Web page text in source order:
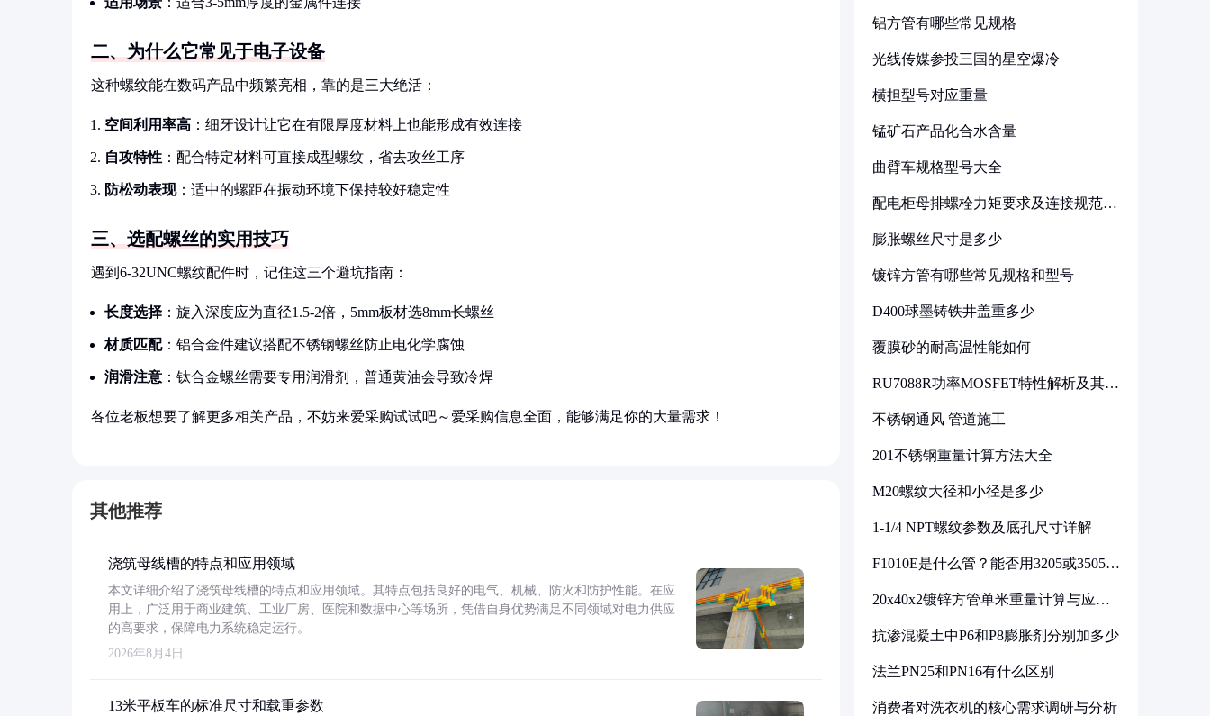
二、为什么它常见于电子设备
这种螺纹能在数码产品中频繁亮相，靠的是三大绝活：
空间利用率高 ：细牙设计让它在有限厚度材料上也能形成有效连接
自攻特性 ：配合特定材料可直接成型螺纹，省去攻丝工序
防松动表现：适中的螺距在振动环境下保持较好稳定性
三、选配螺丝的实用技巧
遇到6-32UNC螺纹配件时，记住这三个避坑指南：
长度选择 ：旋入深度应为直径1.5-2倍，5mm板材选8mm长螺丝
材质匹配：铝合金件建议搭配不锈钢螺丝防止电化学腐蚀
润滑注意 ：钛合金螺丝需要专用润滑剂，普通黄油会导致冷焊
各位老板想要了解更多相关产品，不妨来爱采购试试吧～爱采购信息全面，能够满足你的大量需求！
其他推荐
浇筑母线槽的特点和应用领域
本文详细介绍了浇筑母线槽的特点和应用领域。其特点包括良好的电气、机械、防火和防护性能。在应
用上，广泛用于商业建筑、工业厂房、医院和数据中心等场所，凭借自身优势满足不同领域对电力供应
的高要求，保障电力系统稳定运行。
2026年8月4日
13米平板车的标准尺寸和载重参数
铝方管有哪些常见规格
光线传媒参投三国的星空爆冷
横担型号对应重量
锰矿石产品化合水含量
曲臂车规格型号大全
配电柜母排螺栓力矩要求及连接规范详
膨胀螺丝尺寸是多少
镀锌方管有哪些常见规格和型号
D400球墨铸铁井盖重多少
覆膜砂的耐高温性能如何
RU7088R功率MOSFET特性解析及其在
不锈钢通风 管道施工
201不锈钢重量计算方法大全
M20螺纹大径和小径是多少
1-1/4 NPT螺纹参数及底孔尺寸详解
F1010E是什么管？能否用3205或3505代
20x40x2镀锌方管单米重量计算与应用
抗渗混凝土中P6和P8膨胀剂分别加多少
法兰PN25和PN16有什么区别
消费者对洗衣机的核心需求调研与分析